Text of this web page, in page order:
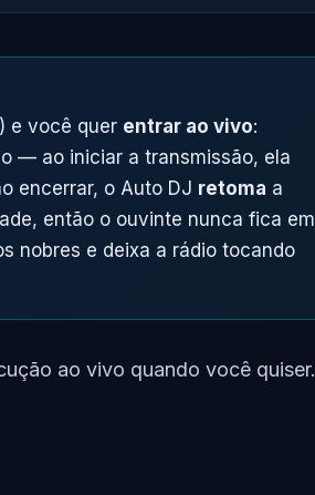
e você quer entrar ao vivo:
— ao iniciar a transmissão, ela
encerrar, o Auto DJ retoma a
então o ouvinte nunca fica em
nobres e deixa a rádio tocando
ao vivo quando você quiser.